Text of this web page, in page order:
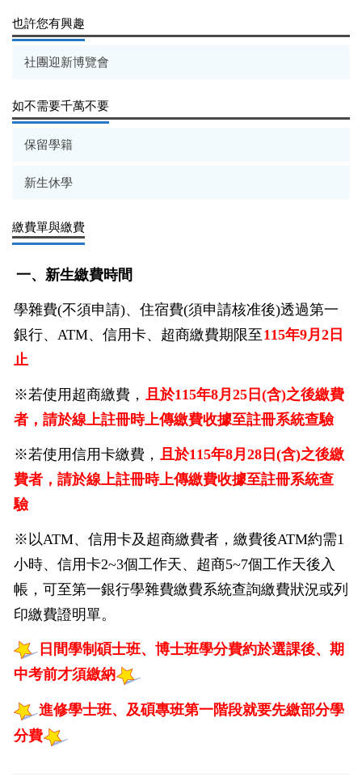
也許您有興趣
社團迎新博覽會
如不需要千萬不要
保留學籍
新生休學
繳費單與繳費
一、新生繳費時間
學雜費(不須申請)、住宿費(須申請核准後)透過第一
銀行、ATM、信用卡、超商繳費期限至115年9月2日
止
※若使用超商繳費，
且於115年8月25日(含)之後繳費
者，請於線上註冊時上傳繳費收據至註冊系統查驗
※若使用信用卡繳費，
且於115年8月28日(含)之後繳
費者，請於線上註冊時上傳繳費收據至註冊系統查
驗
※以ATM、信用卡及超商繳費者，繳費後ATM約需1
小時、信用卡2~3個工作天、超商5~7個工作天後入
帳，可至第一銀行學雜費繳費系統查詢繳費狀況或列
印繳費證明單。
日間學制碩士班、博士班學分費約於選課後、期
中考前才須繳納
進修學士班、及碩專班第一階段就要先繳部分學
分費